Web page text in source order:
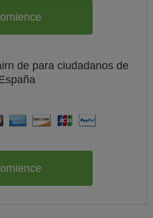
de para ciudadanos de